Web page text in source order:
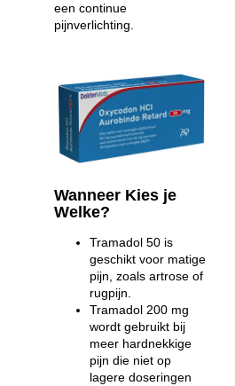
een continue
pijnverlichting.
Wanneer Kies je
Welke?
Tramadol 50 is
geschikt voor matige
pijn, zoals artrose of
rugpijn.
Tramadol 200 mg
wordt gebruikt bij
meer hardnekkige
pijn die niet op
lagere doseringen